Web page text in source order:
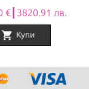
€┃3820.91 лв.
shopping_cart Купи